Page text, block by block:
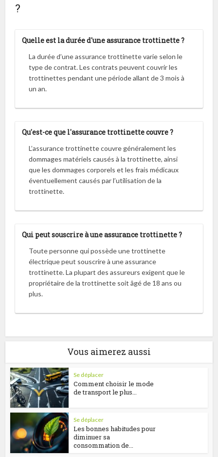
?
Quelle est la durée d'une assurance trottinette ?
La durée d’une assurance trottinette varie selon le
type de contrat. Les contrats peuvent couvrir les
trottinettes pendant une période allant de 3 mois à
un an.
Qu'est-ce que l'assurance trottinette couvre ?
L’assurance trottinette couvre généralement les
dommages matériels causés à la trottinette, ainsi
que les dommages corporels et les frais médicaux
éventuellement causés par l’utilisation de la
trottinette.
Qui peut souscrire à une assurance trottinette ?
Toute personne qui possède une trottinette
électrique peut souscrire à une assurance
trottinette. La plupart des assureurs exigent que le
propriétaire de la trottinette soit âgé de 18 ans ou
plus.
Vous aimerez aussi
Se déplacer
Comment choisir le mode
de transport le plus...
Se déplacer
Les bonnes habitudes pour
diminuer sa
consommation de...